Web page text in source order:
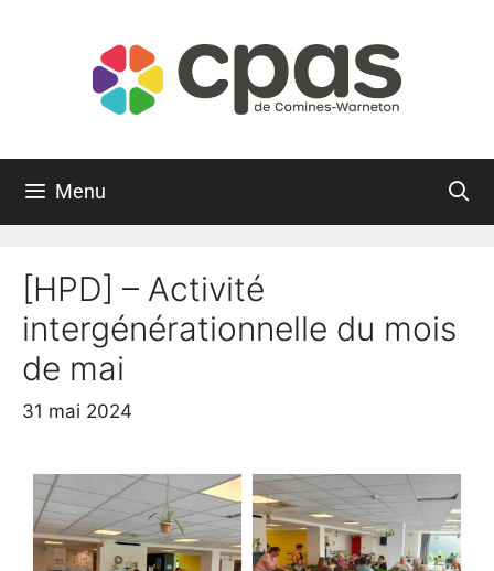
Menu
[HPD] – Activité
intergénérationnelle du mois
de mai
31 mai 2024